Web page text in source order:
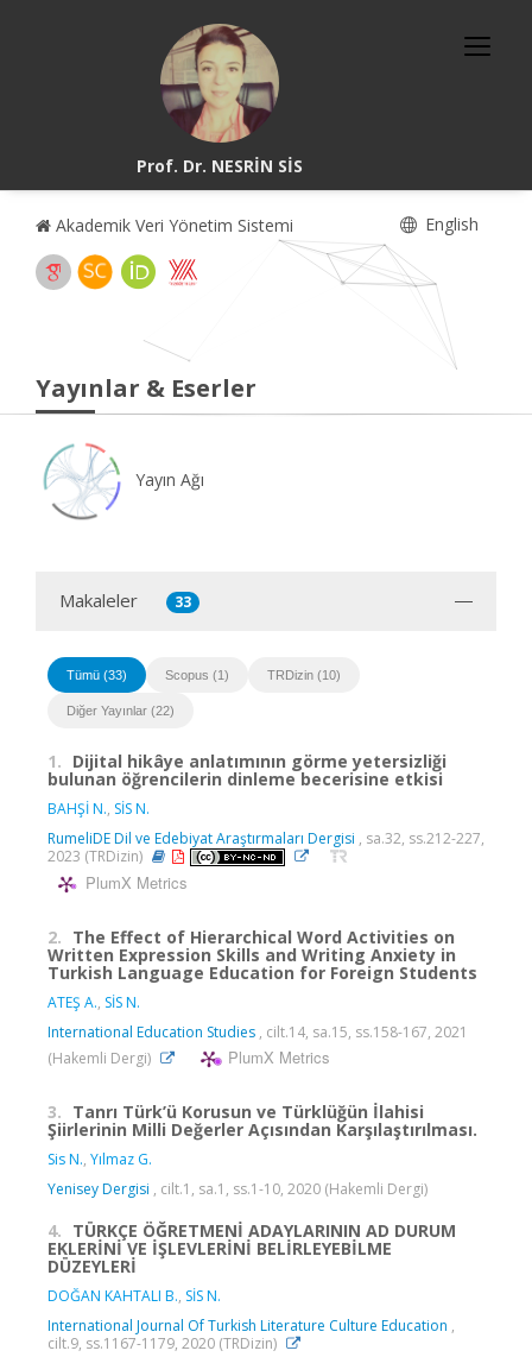
Prof. Dr. NESRİN SİS
Akademik Veri Yönetim Sistemi English
Yayınlar & Eserler
Yayın Ağı
Makaleler 33
Tümü (33) Scopus (1) TRDizin (10)
Diğer Yayınlar (22)
1. Dijital hikâye anlatımının görme yetersizliği
bulunan öğrencilerin dinleme becerisine etkisi
BAHŞİ N., SİS N.
RumeliDE Dil ve Edebiyat Araştırmaları Dergisi , sa.32, ss.212-227,
2023 (TRDizin)
PlumX Metrics
2. The Effect of Hierarchical Word Activities on
Written Expression Skills and Writing Anxiety in
Turkish Language Education for Foreign Students
ATEŞ A., SİS N.
International Education Studies , cilt.14, sa.15, ss.158-167, 2021
(Hakemli Dergi)
PlumX Metrics
3. Tanrı Türk’ü Korusun ve Türklüğün İlahisi
Şiirlerinin Milli Değerler Açısından Karşılaştırılması.
Sis N., Yılmaz G.
Yenisey Dergisi , cilt.1, sa.1, ss.1-10, 2020 (Hakemli Dergi)
4. TÜRKÇE ÖĞRETMENİ ADAYLARININ AD DURUM
EKLERİNİ VE İŞLEVLERİNİ BELİRLEYEBİLME
DÜZEYLERİ
DOĞAN KAHTALI B., SİS N.
International Journal Of Turkish Literature Culture Education ,
cilt.9, ss.1167-1179, 2020 (TRDizin)